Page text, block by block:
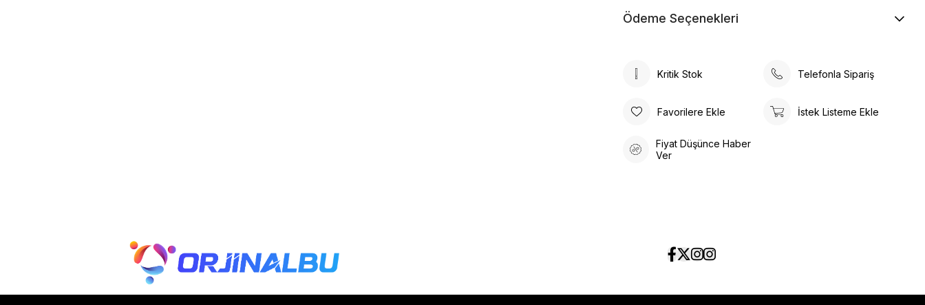
Ödeme Seçenekleri
Kritik Stok Telefonla Sipariş
Favorilere Ekle İstek Listeme Ekle
Fiyat Düşünce Haber
Ver